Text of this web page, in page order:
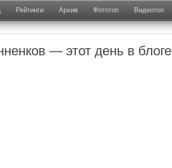
Рейтинги Архив Фототоп Видеотоп
— этот день в блоге